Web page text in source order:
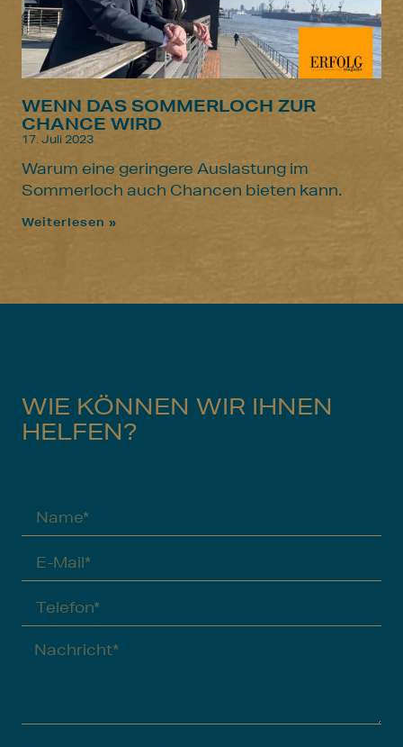
WENN DAS SOMMERLOCH ZUR
CHANCE WIRD
17. Juli 2023
Warum eine geringere Auslastung im
Sommerloch auch Chancen bieten kann.
Weiterlesen »
WIE KÖNNEN WIR IHNEN
HELFEN?